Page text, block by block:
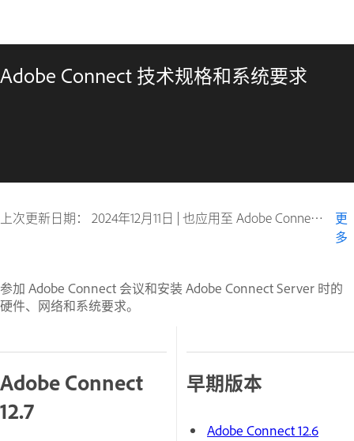
Adobe Connect 技术规格和系统要求
上次更新日期： 2024年12月11日 | 也应用至 Adobe Connect 10, Adobe Connect 11
更
多
参加 Adobe Connect 会议和安装 Adobe Connect Server 时的
硬件、网络和系统要求。
Adobe Connect
12.7
早期版本
Adobe Connect 12.6